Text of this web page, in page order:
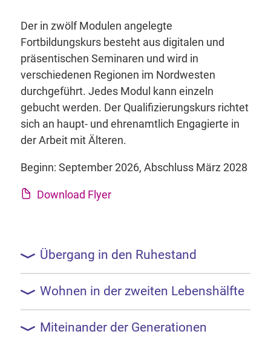
Der in zwölf Modulen angelegte
Fortbildungskurs besteht aus digitalen und
präsentischen Seminaren und wird in
verschiedenen Regionen im Nordwesten
durchgeführt. Jedes Modul kann einzeln
gebucht werden. Der Qualifizierungskurs richtet
sich an haupt- und ehrenamtlich Engagierte in
der Arbeit mit Älteren.
Beginn: September 2026, Abschluss März 2028
Download Flyer
Übergang in den Ruhestand
Wohnen in der zweiten Lebenshälfte
Miteinander der Generationen